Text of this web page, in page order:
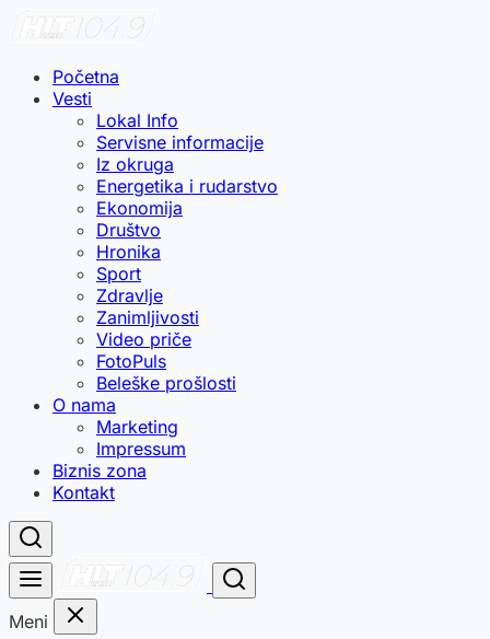
Početna
Vesti
Lokal Info
Servisne informacije
Iz okruga
Energetika i rudarstvo
Ekonomija
Društvo
Hronika
Sport
Zdravlje
Zanimljivosti
Video priče
FotoPuls
Beleške prošlosti
O nama
Marketing
Impressum
Biznis zona
Kontakt
Meni